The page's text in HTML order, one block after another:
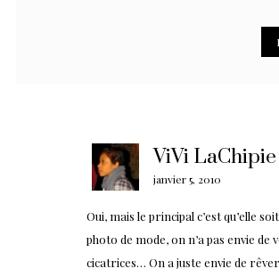
ViVi LaChipie
janvier 5, 2010
Oui, mais le principal c’est qu’elle
photo de mode, on n’a pas envie de
cicatrices… On a juste envie de